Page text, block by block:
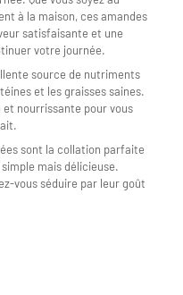
à la maison, ces amandes
satisfaisante et une
votre journée.
source de nutriments
et les graisses saines.
nourrissante pour vous
sont la collation parfaite
mais délicieuse.
vous séduire par leur goût